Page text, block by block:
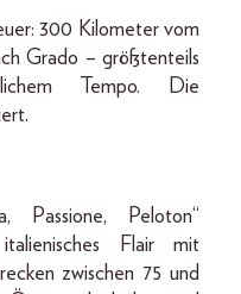
300 Kilometer vom
Grado – größtenteils
Tempo. Die
Peloton“
Flair mit
zwischen 75 und